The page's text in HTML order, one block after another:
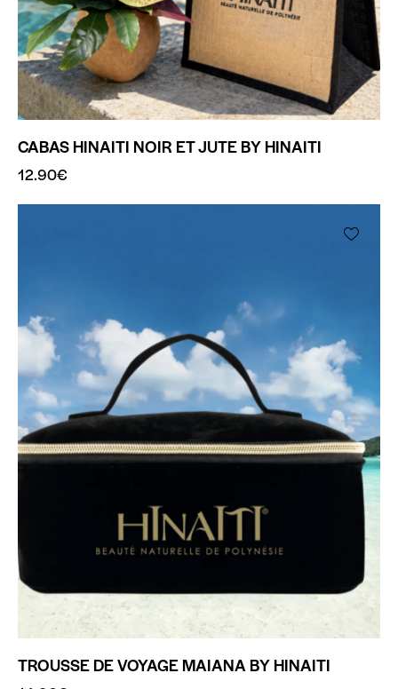
CABAS HINAITI NOIR ET JUTE BY HINAITI
12.90€
TROUSSE DE VOYAGE MAIANA BY HINAITI